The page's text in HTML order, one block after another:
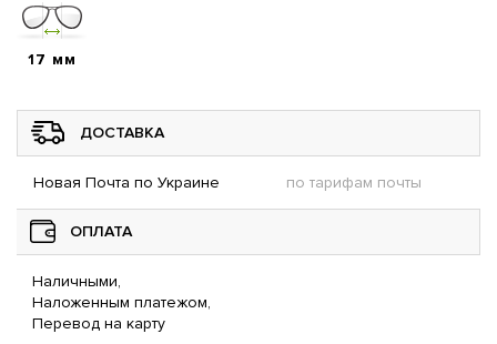
17 мм
ДОСТАВКА
Новая Почта по Украине по тарифам почты
ОПЛАТА
Наличными,
Наложенным платежом,
Перевод на карту